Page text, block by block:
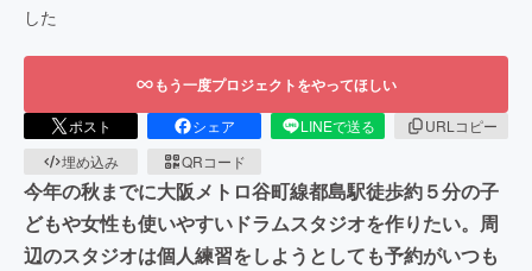
した
もう一度プロジェクトをやってほしい
ポスト シェア LINEで送る
URLコピー
埋め込み
QRコード
今年の秋までに大阪メトロ谷町線都島駅徒歩約５分の子
どもや女性も使いやすいドラムスタジオを作りたい。周
辺のスタジオは個人練習をしようとしても予約がいつも